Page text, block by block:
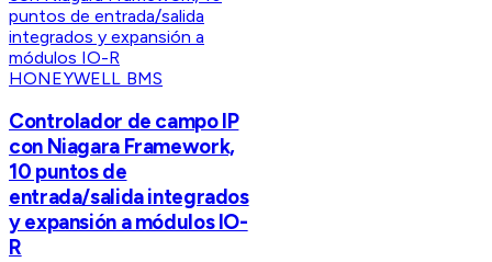
HONEYWELL BMS
Controlador de campo IP
con Niagara Framework,
10 puntos de
entrada/salida integrados
y expansión a módulos IO-
R